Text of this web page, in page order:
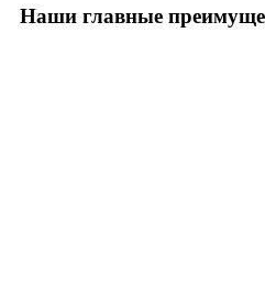
Наши главные